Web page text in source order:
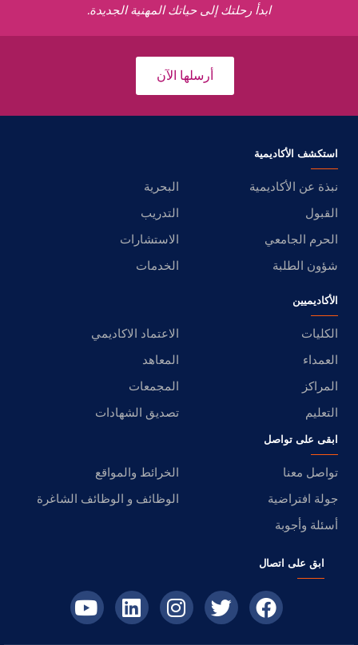
ابدأ رحلتك إلى حياتك المهنية الجديدة.
أرسلها الآن
استكشف الأكاديمية
نبذة عن الأكاديمية
البحرية
القبول
التدريب
الحرم الجامعي
الاستشارات
شؤون الطلبة
الخدمات
الأكاديميين
الكليات
الاعتماد الاكاديمي
العمداء
المعاهد
المراكز
المجمعات
التعليم
تصديق الشهادات
ابقى على تواصل
تواصل معنا
الخرائط والمواقع
جولة افتراضية
الوظائف و الوظائف الشاغرة
أسئلة وأجوبة
ابق على اتصال